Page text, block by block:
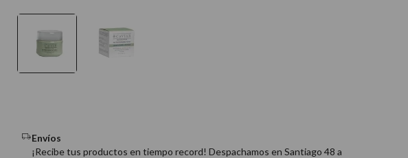
Envíos
¡Recibe tus productos en tiempo record! Despachamos en Santiago 48 a